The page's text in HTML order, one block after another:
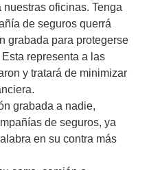
oficinas. Tenga
de seguros querrá
grabada para protegerse
representa a las
y tratará de minimizar
grabada a nadie,
de seguros, ya
en su contra más